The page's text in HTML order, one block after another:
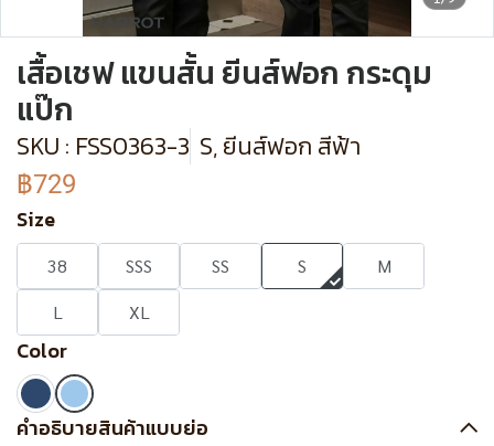
เสื้อเชฟ แขนสั้น ยีนส์ฟอก กระดุม
แป๊ก
SKU : FSS0363-3 S, ยีนส์ฟอก สีฟ้า
฿729
Size
38 SSS SS S
M
L
XL
Color
คำอธิบายสินค้าแบบย่อ